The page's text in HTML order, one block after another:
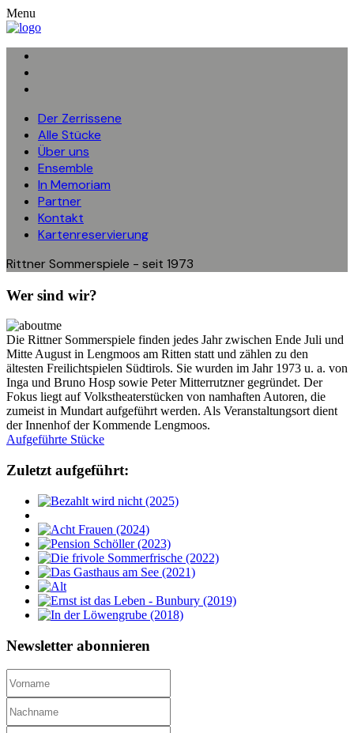
Menu
Der Zerrissene
Alle Stücke
Über uns
Ensemble
In Memoriam
Partner
Kontakt
Kartenreservierung
Rittner Sommerspiele - seit 1973
Wer sind wir?
Die Rittner Sommerspiele finden jedes Jahr zwischen Ende Juli und
Mitte August in Lengmoos am Ritten statt und zählen zu den
ältesten Freilichtspielen Südtirols. Sie wurden im Jahr 1973 u. a. von
Inga und Bruno Hosp sowie Peter Mitterrutzner gegründet. Der
Fokus liegt auf Volkstheaterstücken von namhaften Autoren, die
zumeist in Mundart aufgeführt werden. Als Veranstaltungsort dient
der Innenhof der Kommende Lengmoos.
Aufgeführte Stücke
Zuletzt aufgeführt:
Newsletter abonnieren